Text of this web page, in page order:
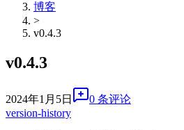
博客
>
v0.4.3
v0.4.3
2024年1月5日
0 条评论
version-history